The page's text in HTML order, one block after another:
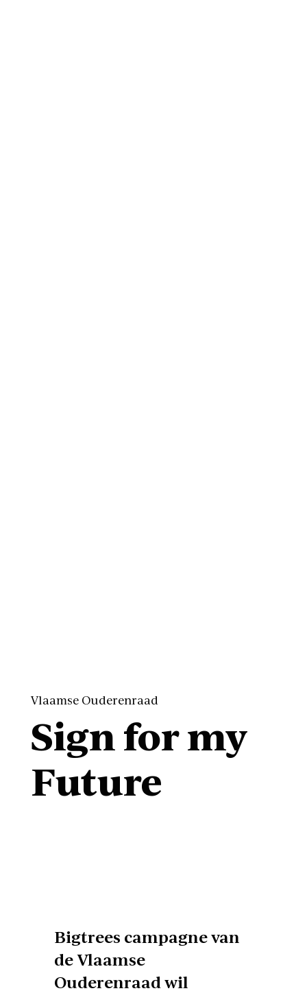
Vlaamse Ouderenraad
Sign for my
Future
Bigtrees campagne van
de Vlaamse
Ouderenraad wil